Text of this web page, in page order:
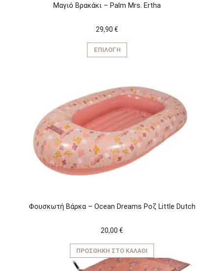
Μαγιό Βρακάκι – Palm Mrs. Ertha
29,90 €
ΕΠΙΛΟΓΉ
Αυτό
προϊόν
παραλλαγές.
Οι
επιλογές
μπορούν
να
επιλεγούν
στη
σελίδα
του
Φουσκωτή Βάρκα – Ocean Dreams Ροζ Little Dutch
20,00 €
ΠΡΟΣΘΉΚΗ ΣΤΟ ΚΑΛΆΘΙ